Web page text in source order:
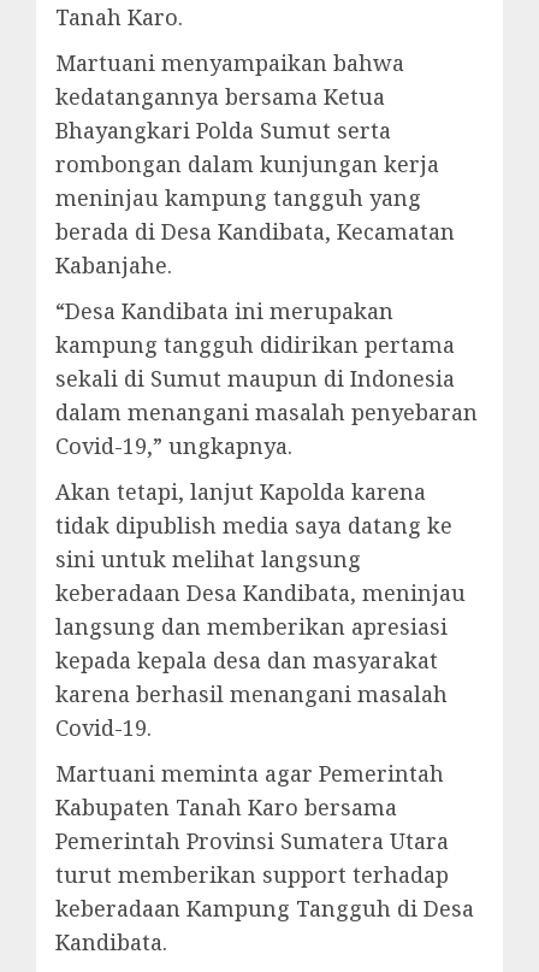
Tanah Karo.
Martuani menyampaikan bahwa
kedatangannya bersama Ketua
Bhayangkari Polda Sumut serta
rombongan dalam kunjungan kerja
meninjau kampung tangguh yang
berada di Desa Kandibata, Kecamatan
Kabanjahe.
“Desa Kandibata ini merupakan
kampung tangguh didirikan pertama
sekali di Sumut maupun di Indonesia
dalam menangani masalah penyebaran
Covid-19,” ungkapnya.
Akan tetapi, lanjut Kapolda karena
tidak dipublish media saya datang ke
sini untuk melihat langsung
keberadaan Desa Kandibata, meninjau
langsung dan memberikan apresiasi
kepada kepala desa dan masyarakat
karena berhasil menangani masalah
Covid-19.
Martuani meminta agar Pemerintah
Kabupaten Tanah Karo bersama
Pemerintah Provinsi Sumatera Utara
turut memberikan support terhadap
keberadaan Kampung Tangguh di Desa
Kandibata.